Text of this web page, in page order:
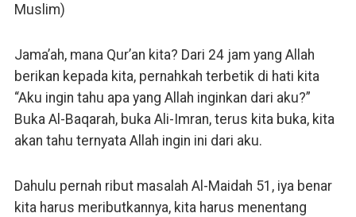
Muslim)
Jama’ah, mana Qur’an kita? Dari 24 jam yang Allah
berikan kepada kita, pernahkah terbetik di hati kita
“Aku ingin tahu apa yang Allah inginkan dari aku?”
Buka Al-Baqarah, buka Ali-Imran, terus kita buka, kita
akan tahu ternyata Allah ingin ini dari aku.
Dahulu pernah ribut masalah Al-Maidah 51, iya benar
kita harus meributkannya, kita harus menentang